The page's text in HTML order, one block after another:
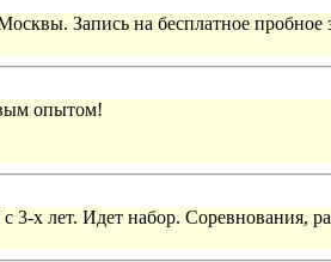
Запись на бесплатное
опытом!
3-х лет. Идет набор. Соревнования,